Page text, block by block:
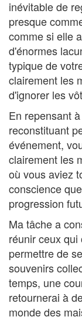
inévitable de
presque
comme si elle
d'énormes
typique de
clairement les
d'ignorer les
En repensant
reconstituant
événement,
clairement les
où vous aviez
conscience que
progression
Ma tâche a
réunir ceux
permettre de
souvenirs
temps, une
retournerai à
monde des